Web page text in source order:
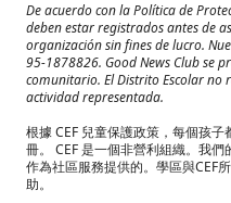
De acuerdo con la Política de
deben estar registrados antes de
organización sin fines de lucro.
95-1878826. Good News Club se
comunitario. El Distrito Escolar
actividad representada.
根據 CEF 兒童保護政策，每個孩
冊。 CEF 是一個非營利組織。我
作為社區服務提供的。學區與CEF
助。